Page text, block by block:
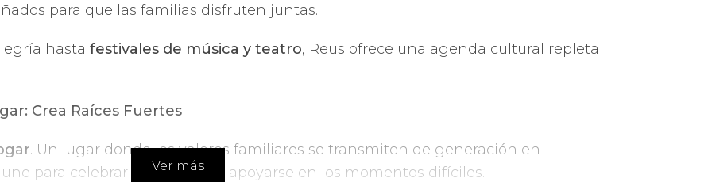
para que las familias disfruten juntas.
hasta festivales de música y teatro, Reus ofrece una agenda cultural repleta
Crea Raíces Fuertes
. Un lugar donde los valores familiares se transmiten de generación en
para celebrar las alegrías y apoyarse en los momentos difíciles.
Ver más